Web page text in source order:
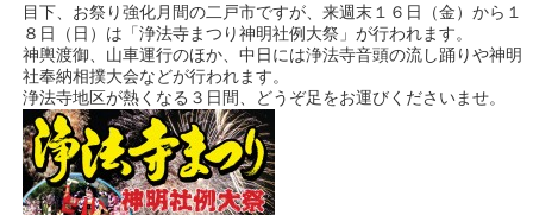
目下、お祭り強化月間の二戸市ですが、来週末１６日（金）から１
８日（日）は「浄法寺まつり神明社例大祭」が行われます。
神輿渡御、山車運行のほか、中日には浄法寺音頭の流し踊りや神明
社奉納相撲大会などが行われます。
浄法寺地区が熱くなる３日間、どうぞ足をお運びくださいませ。